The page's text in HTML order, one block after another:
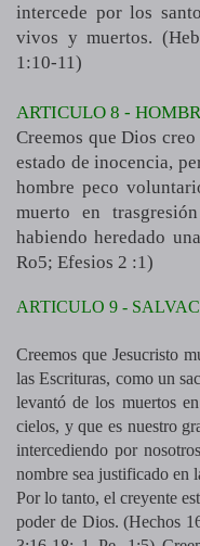
intercede por los
vivos y muertos.
1:10-11)
ARTICULO 8 -
Creemos que Dios
estado de inocencia,
hombre peco
muerto en
habiendo heredado
Ro5; Efesios 2 :1)
ARTICULO 9 -
Creemos que Jesucristo
las Escrituras, como un
levantó de los muertos
cielos, y que es nuestro
intercediendo por
nombre sea justificado en
Por lo tanto, el creyente
poder de Dios. (Hechos